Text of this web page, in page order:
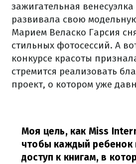
зажигательная
развивала свою
Марием Веласко Гарсия
стильных фотосессий. А
конкурсе красоты
стремится реализовать
проект, о котором уже
Моя цель, как Miss
чтобы каждый ребенок
доступ к книгам, в